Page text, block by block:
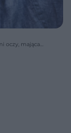
oczy, mająca
przed